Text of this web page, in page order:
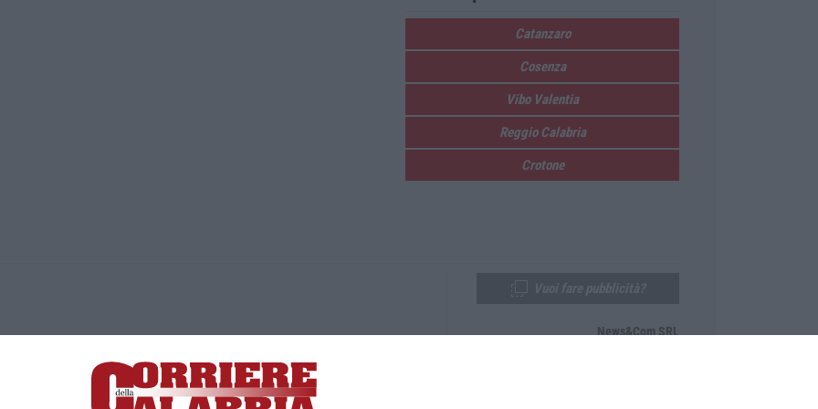
Catanzaro
Cosenza
Vibo Valentia
Reggio Calabria
Crotone
Lamezia Terme (CZ)
responsabile Paola Militano |Privacy
News&Com SRL